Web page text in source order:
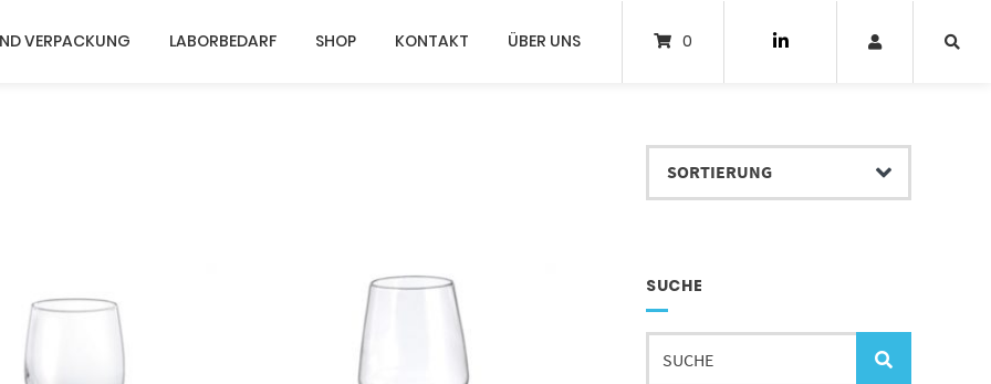
VERPACKUNG LABORBEDARF SHOP KONTAKT ÜBER UNS 0
SUCHE
nach: